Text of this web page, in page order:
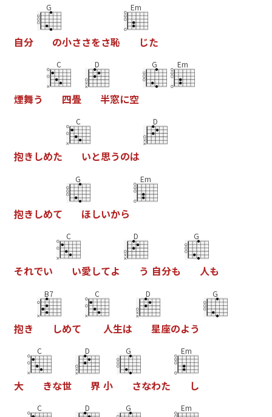
自分
G
の小ささをさ恥
Em
じた
煙舞う
C
四畳
D
半窓に空
G Em
抱き しめた
C
いと思うのは
D
抱き しめて
G
ほしいから
Em
それでい
C
い愛してよ
D
う 自分も
G
人も
抱き
B7
しめて
C
人生は
D
星座のよう
G
大
C
きな世
D
界 小
G
さなわた
Em
し
C D G Em